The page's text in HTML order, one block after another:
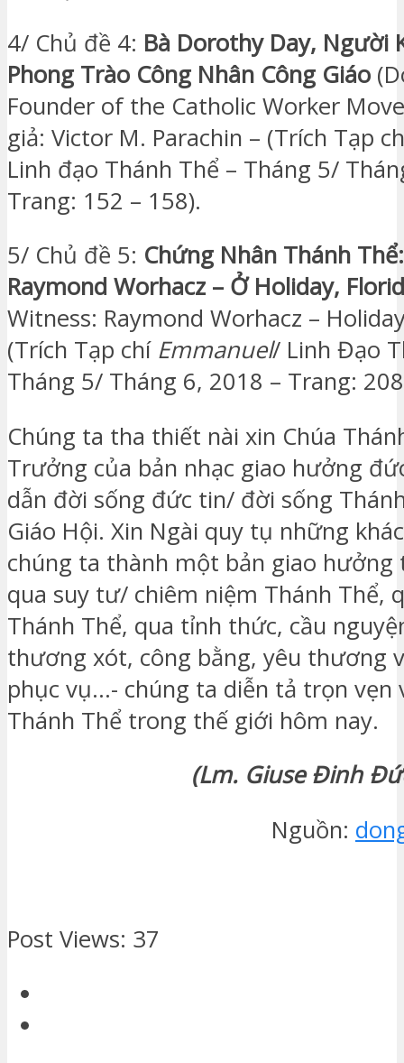
4/ Chủ đề 4: Bà Dorothy Day, Người
Phong Trào Công Nhân Công Giáo
Founder of the Catholic Worker
giả: Victor M. Parachin – (Trích Tạp
Linh đạo Thánh Thể – Tháng 5/
Trang: 152 – 158).
5/ Chủ đề 5: Chứng Nhân Thánh
Raymond Worhacz – Ở Holiday,
Witness: Raymond Worhacz –
(Trích Tạp chí Emmanuel/ Linh Đạo
Tháng 5/ Tháng 6, 2018 – Trang:
Chúng ta tha thiết nài xin Chúa
Trưởng của bản nhạc giao hưởng
dẫn đời sống đức tin/ đời sống
Giáo Hội. Xin Ngài quy tụ những
chúng ta thành một bản giao hưởng
qua suy tư/ chiêm niệm Thánh Thể,
Thánh Thể, qua tỉnh thức, cầu
thương xót, công bằng, yêu thương
phục vụ…- chúng ta diễn tả trọn vẹn
Thánh Thể trong thế giới hôm nay.
(Lm. Giuse Đinh
Nguồn:
Post Views: 37